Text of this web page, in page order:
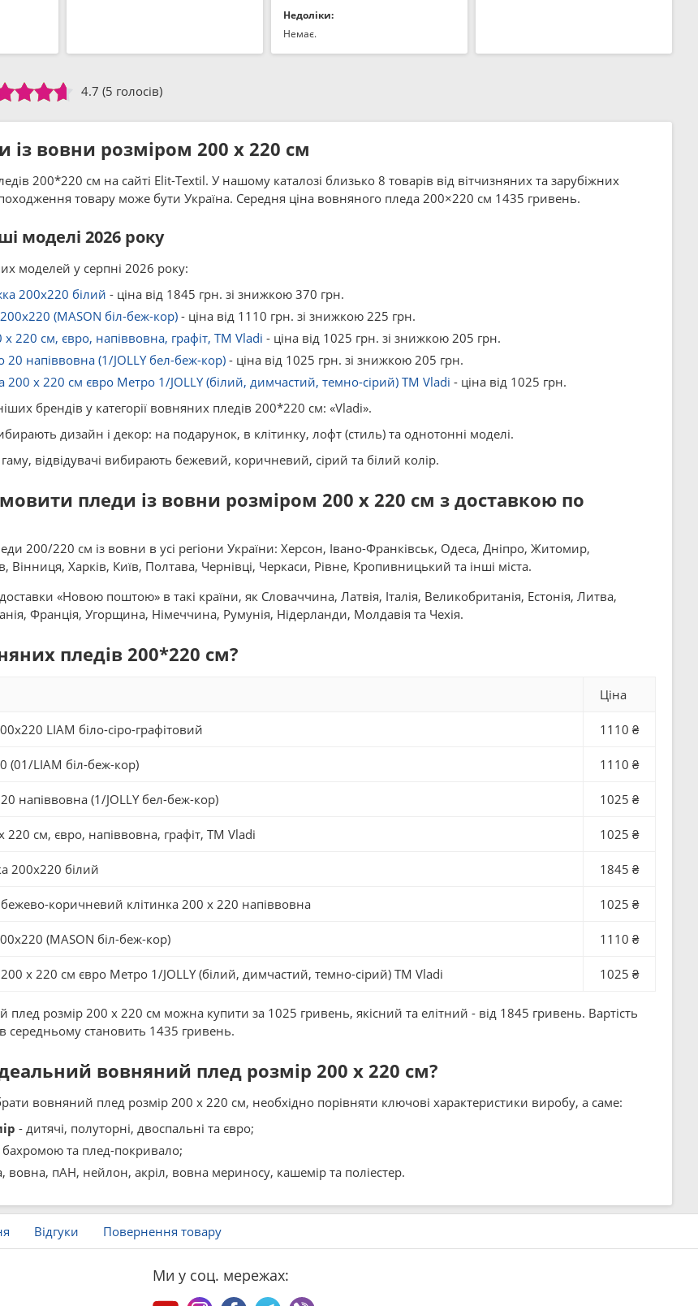
Недоліки:
Немає.
4.7 (5 голосів)
із вовни розміром 200 x 220 см
200*220 см на сайті Elit-Textil. У нашому каталозі близько 8 товарів від вітчизняних та зарубіжних
товару може бути Україна. Середня ціна вовняного пледа 200×220 см 1435 гривень.
моделі 2026 року
моделей у серпні 2026 року:
200х220 білий - ціна від 1845 грн. зі знижкою 370 грн.
(MASON біл-беж-кор)- ціна від 1110 грн. зі знижкою 225 грн.
220 см, євро, напіввовна, графіт, ТМ Vladi - ціна від 1025 грн. зі знижкою 205 грн.
напіввовна (1/JOLLY бел-беж-кор)- ціна від 1025 грн. зі знижкою 205 грн.
200 x 220 см євро Метро 1/JOLLY (білий, димчастий, темно-сірий) ТМ Vladi - ціна від 1025 грн.
брендів у категорії вовняних пледів 200*220 см: «Vladi».
дизайн і декор: на подарунок, в клітинку, лофт (стиль) та однотонні моделі.
відвідувачі вибирають бежевий, коричневий, сірий та білий колір.
пледи із вовни розміром 200 x 220 см з доставкою по
200/220 см із вовни в усі регіони України: Херсон, Івано-Франківськ, Одеса, Дніпро, Житомир,
Вінниця, Харків, Київ, Полтава, Чернівці, Черкаси, Рівне, Кропивницький та інші міста.
«Новою поштою» в такі країни, як Словаччина, Латвія, Італія, Великобританія, Естонія, Литва,
Франція, Угорщина, Німеччина, Румунія, Нідерланди, Молдавія та Чехія.
пледів 200*220 см?
Ціна
LIAM біло-сіро-графітовий 1110 ₴
(01/LIAM біл-беж-кор) 1110 ₴
напіввовна (1/JOLLY бел-беж-кор) 1025 ₴
см, євро, напіввовна, графіт, ТМ Vladi 1025 ₴
200х220 білий 1845 ₴
коричневий клітинка 200 x 220 напiввовна 1025 ₴
(MASON біл-беж-кор) 1110 ₴
x 220 см євро Метро 1/JOLLY (білий, димчастий, темно-сірий) ТМ Vladi 1025 ₴
розмір 200 x 220 см можна купити за 1025 гривень, якісний та елітний - від 1845 гривень. Вартість
в середньому становить 1435 гривень.
вовняний плед розмір 200 x 220 см?
вовняний плед розмір 200 x 220 см, необхідно порівняти ключові характеристики виробу, а саме:
- дитячі, полуторні, двоспальні та євро;
бахромою та плед-покривало;
вовна, пАН, нейлон, акріл, вовна мериносу, кашемір та поліестер.
Відгуки Повернення товару
Ми у соц. мережах: